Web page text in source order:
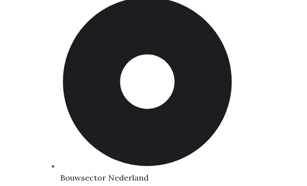
Bouwsector Nederland